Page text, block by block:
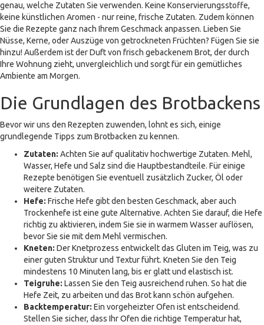
genau, welche Zutaten Sie verwenden. Keine Konservierungsstoffe,
keine künstlichen Aromen - nur reine, frische Zutaten. Zudem können
Sie die Rezepte ganz nach Ihrem Geschmack anpassen. Lieben Sie
Nüsse, Kerne, oder Auszüge von getrockneten Früchten? Fügen Sie sie
hinzu! Außerdem ist der Duft von frisch gebackenem Brot, der durch
Ihre Wohnung zieht, unvergleichlich und sorgt für ein gemütliches
Ambiente am Morgen.
Die Grundlagen des Brotbackens
Bevor wir uns den Rezepten zuwenden, lohnt es sich, einige
grundlegende Tipps zum Brotbacken zu kennen.
Zutaten: Achten Sie auf qualitativ hochwertige Zutaten. Mehl,
Wasser, Hefe und Salz sind die Hauptbestandteile. Für einige
Rezepte benötigen Sie eventuell zusätzlich Zucker, Öl oder
weitere Zutaten.
Hefe: Frische Hefe gibt den besten Geschmack, aber auch
Trockenhefe ist eine gute Alternative. Achten Sie darauf, die Hefe
richtig zu aktivieren, indem Sie sie in warmem Wasser auflösen,
bevor Sie sie mit dem Mehl vermischen.
Kneten: Der Knetprozess entwickelt das Gluten im Teig, was zu
einer guten Struktur und Textur führt. Kneten Sie den Teig
mindestens 10 Minuten lang, bis er glatt und elastisch ist.
Teigruhe: Lassen Sie den Teig ausreichend ruhen. So hat die
Hefe Zeit, zu arbeiten und das Brot kann schön aufgehen.
Backtemperatur: Ein vorgeheizter Ofen ist entscheidend.
Stellen Sie sicher, dass Ihr Ofen die richtige Temperatur hat,